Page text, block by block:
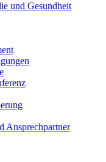
und Gesundheit
Ansprechpartner